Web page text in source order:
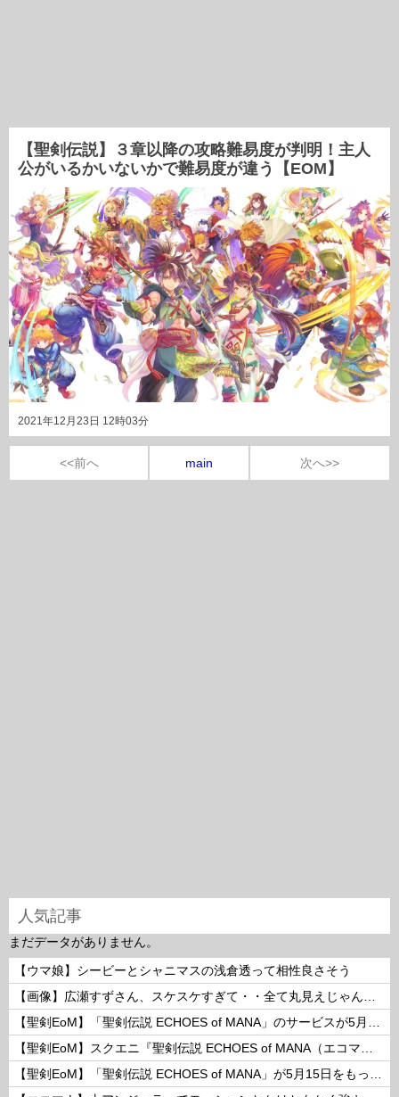
【聖剣伝説】３章以降の攻略難易度が判明！主人
公がいるかいないかで難易度が違う【EOM】
2021年12月23日 12時03分
<<前へ main 次へ>>
人気記事
まだデータがありません。
【ウマ娘】シービーとシャニマスの浅倉透って相性良さそう